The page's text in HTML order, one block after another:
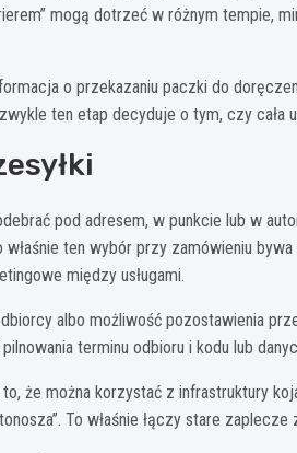
mogą dotrzeć w różnym tempie,
o przekazaniu paczki do
ten etap decyduje o tym, czy cała
pod adresem, w punkcie lub w
ten wybór przy zamówieniu
między usługami.
albo możliwość pozostawienia
terminu odbioru i kodu lub
że można korzystać z infrastruktury
To właśnie łączy stare